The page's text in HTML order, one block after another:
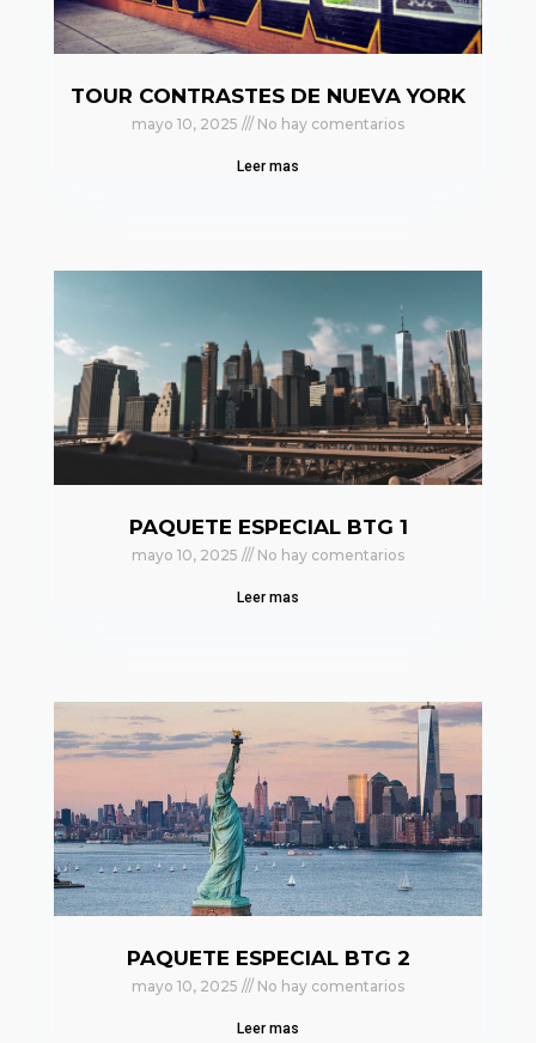
TOUR CONTRASTES DE NUEVA YORK
mayo 10, 2025 No hay comentarios
Leer mas
PAQUETE ESPECIAL BTG 1
mayo 10, 2025 No hay comentarios
Leer mas
PAQUETE ESPECIAL BTG 2
mayo 10, 2025 No hay comentarios
Leer mas